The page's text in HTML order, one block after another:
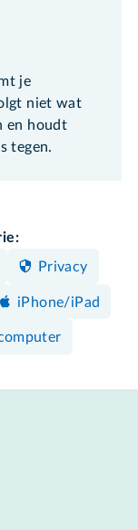
je
niet wat
en houdt
tegen.
Privacy
iPhone/iPad